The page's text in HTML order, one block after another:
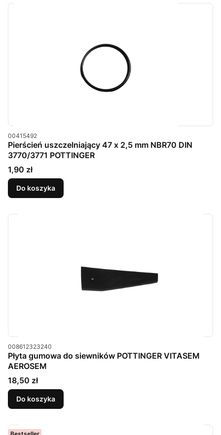
Kod produktu
00415492
Pierścień uszczelniający 47 x 2,5 mm NBR70 DIN
3770/3771 POTTINGER
Cena
1,90 zł
Do koszyka
Kod produktu
008612323240
Płyta gumowa do siewników POTTINGER VITASEM
AEROSEM
Cena
18,50 zł
Do koszyka